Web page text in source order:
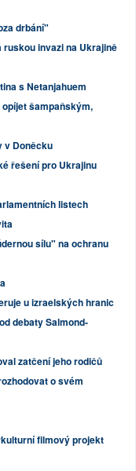
drbání"
ruskou invazi na Ukrajině
s Netanjahuem
opíjet šampaňským,
v Doněcku
řešení pro Ukrajinu
listech
sílu" na ochranu
u izraelských hranic
debaty Salmond-
zatčení jeho rodičů
o svém
filmový projekt